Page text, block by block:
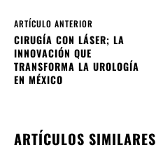
ARTÍCULO ANTERIOR
CIRUGÍA CON LÁSER; LA
INNOVACIÓN QUE
TRANSFORMA LA UROLOGÍA
EN MÉXICO
ARTÍCULOS SIMILARES